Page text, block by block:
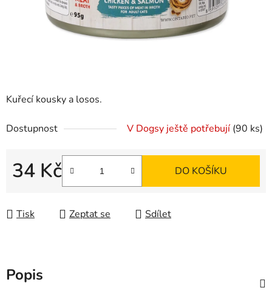
Kuřecí kousky a losos.
Dostupnost V Dogsy ještě potřebují (90 ks)
34 Kč
Měrná cena:
DO KOŠÍKU
Tisk Zeptat se Sdílet
Popis